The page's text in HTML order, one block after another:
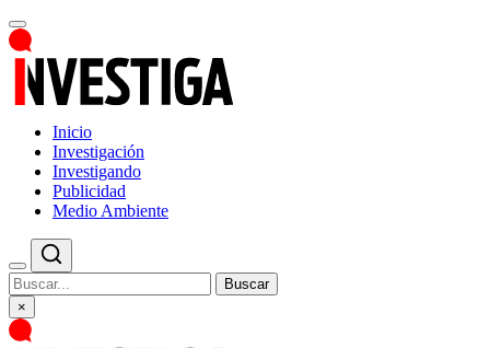
Inicio
Investigación
Investigando
Publicidad
Medio Ambiente
Buscar
×